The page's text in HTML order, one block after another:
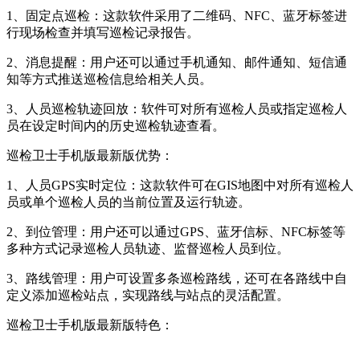
1、固定点巡检：这款软件采用了二维码、NFC、蓝牙标签进
行现场检查并填写巡检记录报告。
2、消息提醒：用户还可以通过手机通知、邮件通知、短信通
知等方式推送巡检信息给相关人员。
3、人员巡检轨迹回放：软件可对所有巡检人员或指定巡检人
员在设定时间内的历史巡检轨迹查看。
巡检卫士手机版最新版优势：
1、人员GPS实时定位：这款软件可在GIS地图中对所有巡检人
员或单个巡检人员的当前位置及运行轨迹。
2、到位管理：用户还可以通过GPS、蓝牙信标、NFC标签等
多种方式记录巡检人员轨迹、监督巡检人员到位。
3、路线管理：用户可设置多条巡检路线，还可在各路线中自
定义添加巡检站点，实现路线与站点的灵活配置。
巡检卫士手机版最新版特色：